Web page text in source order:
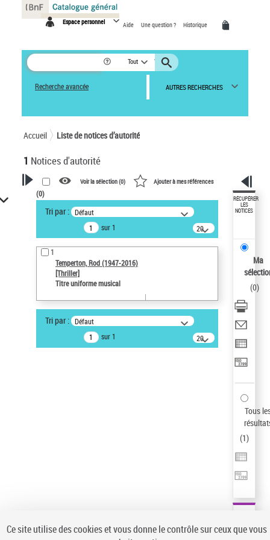
Espace personnel Aide Une question ? Historique
Tout
Recherche avancée AUTRES RECHERCHES
Accueil Liste de notices d’autorité
1 Notices d'autorité
VOTRE RECHERCHE
Recherche avancée dans les
notices d’autorité
Œuvres liées à l'auteur :
Temperton, Rod (1947-2016)
Type de notice d'autorité
Voir la sélection (0) Ajouter à mes références
(0)
Tri par : Défaut
sur 1
20
résultats/page
1
Temperton, Rod (1947-2016)
[Thriller]
Titre uniforme musical
Tri par : Défaut
sur 1
20
résultats/page
RÉCUPÉRER
LES
NOTICES
Ma
(0)
Tous
(1)
Panneau de gestion des cookies
Ce site utilise des cookies et vous donne le contrôle sur ceux que vous